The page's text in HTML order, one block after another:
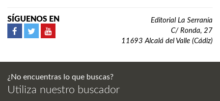
SÍGUENOS EN
Editorial La Serranía
C/ Ronda, 27
11693 Alcalá del Valle (Cádiz)
¿No encuentras lo que buscas?
Utiliza nuestro buscador